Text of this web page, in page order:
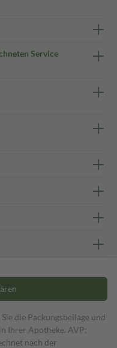
Service
die Packungsbeilage und
Ihrer Apotheke. AVP:
nach der